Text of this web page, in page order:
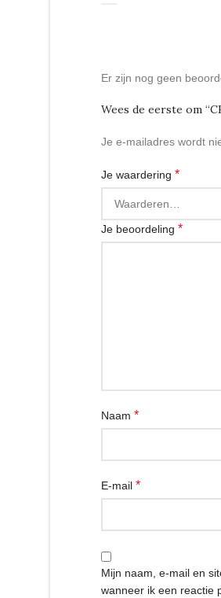
Er zijn nog geen
Wees de eerste om
Je e-mailadres wordt
Je waardering *
Je beoordeling *
Naam *
E-mail *
Mijn naam, e-mail en
wanneer ik een reactie